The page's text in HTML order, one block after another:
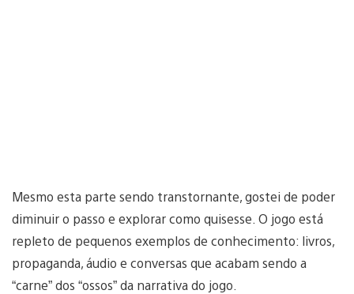
Mesmo esta parte sendo transtornante, gostei de poder
diminuir o passo e explorar como quisesse. O jogo está
repleto de pequenos exemplos de conhecimento: livros,
propaganda, áudio e conversas que acabam sendo a
“carne” dos “ossos” da narrativa do jogo.